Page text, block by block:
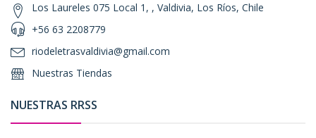
Los Laureles 075 Local 1, , Valdivia, Los Ríos, Chile
+56 63 2208779
riodeletrasvaldivia@gmail.com
Nuestras Tiendas
NUESTRAS RRSS